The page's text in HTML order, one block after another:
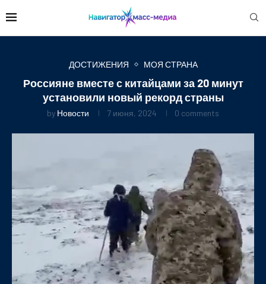
ДОСТИЖЕНИЯ МОЯ СТРАНА
Россияне вместе с китайцами за 20 минут
установили новый рекорд страны
by Новости 7 июня, 2024 0 comments